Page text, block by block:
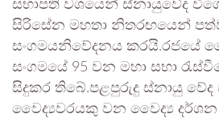
සභාපති වශයෙන් ස්නායුවේද
සිරිසේන මහතා නිතරඟයෙන්
සංගමයනිවේදනය කරයි.රජයේ
සංගමයේ 95 වන මහා සභා
සිදුකර තිබේ.පළපුරුදු ස්නායු
වෛද්‍යවරයකු වන වෛද්‍ය දර්ශන